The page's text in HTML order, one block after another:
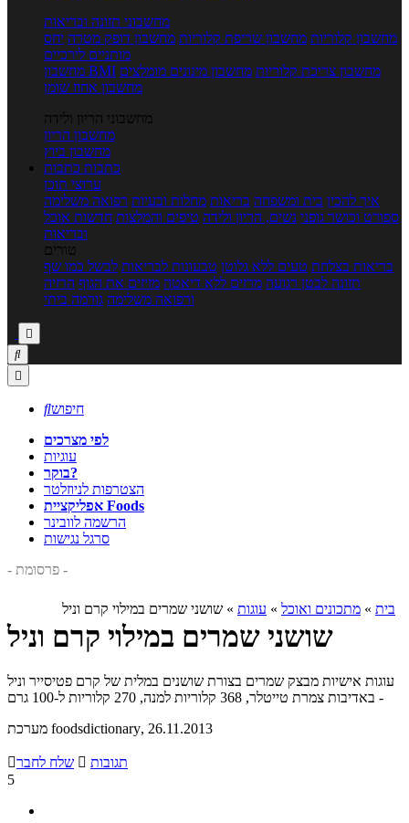
מחשבוני תזונה ובריאות
מחשבון קלוריות מחשבון שריפת קלוריות מחשבון דופק מטרה יחס
מותניים לירכיים
מחשבון BMI
מחשבון צריכת קלוריות מחשבון מינונים מומלצים
מחשבון אחוז שומן
מחשבוני הריון ולידה
מחשבון הריון
מחשבון ביוץ
כתבות כתבות
ערוצי תוכן
איך להכין בית ומשפחה בריאות מחלות ובעיות רפואה משלימה
ספורט וכושר גופני נשים, הריון ולידה טיפים והמלצות חדשות אוכל
ובריאות
טורים
בריאות בצלחת טעים ללא גלוטן טבעונות לבריאות לבשל כמו שף
תזונה לבטן רגועה מרזים ללא דיאטה מזיזים את הגוף הרזיה
ורפואה משלימה גורמה ביתי



חיפוש
לפי מצרכים
עוגיות
בוקר?
הצטרפות לניוזלטר
אפליקציית Foods
הרשמה לוובינר
סרגל נגישות
- פרסומת -
בית » מתכונים ואוכל » עוגות » שושני שמרים במילוי קרם וניל
שושני שמרים במילוי קרם וניל
עוגות אישיות מבצק שמרים בצורת שושנים במלית של קרם פטיסייר וניל
- באדיבות צמרת טייטלר, 368 קלוריות למנה, 270 קלוריות ל-100 גרם
מערכת foodsdictionary, 26.11.2013
שלח לחבר  תגובות
5